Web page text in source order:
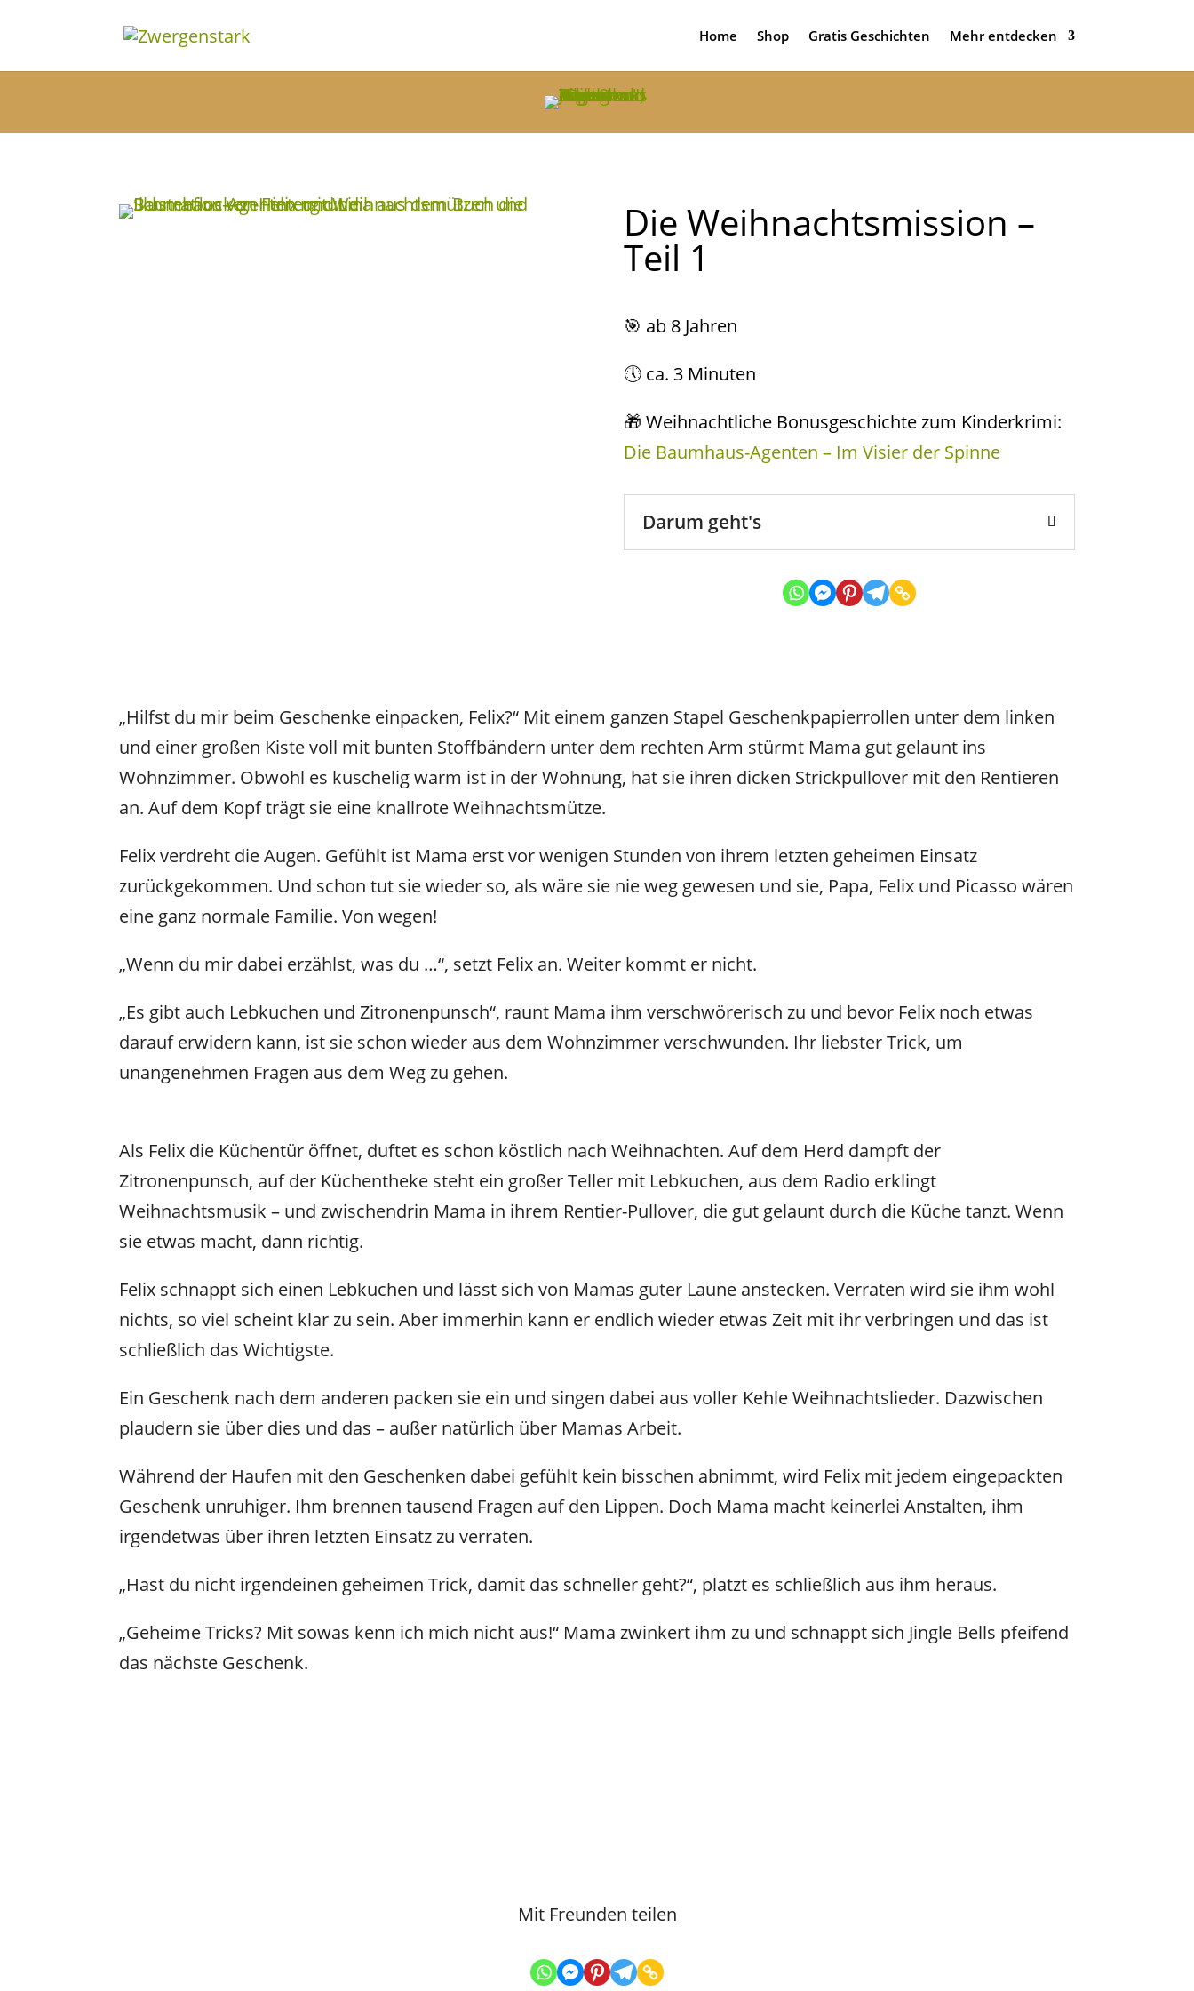
Home Shop Gratis Geschichten Mehr entdecken
Die Weihnachtsmission –
Teil 1
🎯 ab 8 Jahren
🕔 ca. 3 Minuten
🎁 Weihnachtliche Bonusgeschichte zum Kinderkrimi:
Die Baumhaus-Agenten – Im Visier der Spinne
Darum geht's
„Hilfst du mir beim Geschenke einpacken, Felix?“ Mit einem ganzen Stapel Geschenkpapierrollen unter dem linken
und einer großen Kiste voll mit bunten Stoffbändern unter dem rechten Arm stürmt Mama gut gelaunt ins
Wohnzimmer. Obwohl es kuschelig warm ist in der Wohnung, hat sie ihren dicken Strickpullover mit den Rentieren
an. Auf dem Kopf trägt sie eine knallrote Weihnachtsmütze.
Felix verdreht die Augen. Gefühlt ist Mama erst vor wenigen Stunden von ihrem letzten geheimen Einsatz
zurückgekommen. Und schon tut sie wieder so, als wäre sie nie weg gewesen und sie, Papa, Felix und Picasso wären
eine ganz normale Familie. Von wegen!
„Wenn du mir dabei erzählst, was du …“, setzt Felix an. Weiter kommt er nicht.
„Es gibt auch Lebkuchen und Zitronenpunsch“, raunt Mama ihm verschwörerisch zu und bevor Felix noch etwas
darauf erwidern kann, ist sie schon wieder aus dem Wohnzimmer verschwunden. Ihr liebster Trick, um
unangenehmen Fragen aus dem Weg zu gehen.
Als Felix die Küchentür öffnet, duftet es schon köstlich nach Weihnachten. Auf dem Herd dampft der
Zitronenpunsch, auf der Küchentheke steht ein großer Teller mit Lebkuchen, aus dem Radio erklingt
Weihnachtsmusik – und zwischendrin Mama in ihrem Rentier-Pullover, die gut gelaunt durch die Küche tanzt. Wenn
sie etwas macht, dann richtig.
Felix schnappt sich einen Lebkuchen und lässt sich von Mamas guter Laune anstecken. Verraten wird sie ihm wohl
nichts, so viel scheint klar zu sein. Aber immerhin kann er endlich wieder etwas Zeit mit ihr verbringen und das ist
schließlich das Wichtigste.
Ein Geschenk nach dem anderen packen sie ein und singen dabei aus voller Kehle Weihnachtslieder. Dazwischen
plaudern sie über dies und das – außer natürlich über Mamas Arbeit.
Während der Haufen mit den Geschenken dabei gefühlt kein bisschen abnimmt, wird Felix mit jedem eingepackten
Geschenk unruhiger. Ihm brennen tausend Fragen auf den Lippen. Doch Mama macht keinerlei Anstalten, ihm
irgendetwas über ihren letzten Einsatz zu verraten.
„Hast du nicht irgendeinen geheimen Trick, damit das schneller geht?“, platzt es schließlich aus ihm heraus.
„Geheime Tricks? Mit sowas kenn ich mich nicht aus!“ Mama zwinkert ihm zu und schnappt sich Jingle Bells pfeifend
das nächste Geschenk.
Mit Freunden teilen